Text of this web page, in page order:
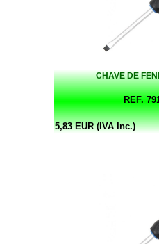
CHAVE DE
REF.
5,83 EUR (IVA Inc.)